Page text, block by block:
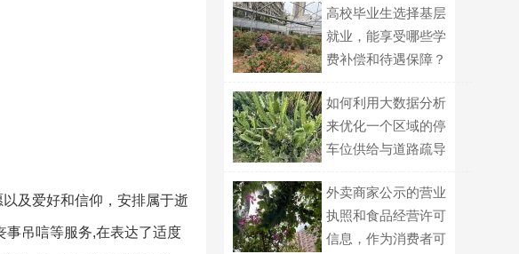
及爱好和信仰，安排属于逝
事吊唁等服务,在表达了适度
息？
高校毕业生选择基层
就业，能享受哪些学
费补偿和待遇保障？
如何利用大数据分析
来优化一个区域的停
车位供给与道路疏导
外卖商家公示的营业
执照和食品经营许可
信息，作为消费者可